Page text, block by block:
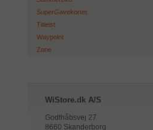
SuperGavekortet
Titleist
Waypoint
Zone
WiStore.dk A/S
Godthåbsvej 27
8660 Skanderborg